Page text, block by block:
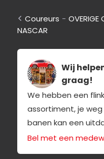
Coureurs - OVERIGE
NASCAR
Wij
graag!
We hebben een flink
assortiment, je weg
banen kan een
Bel met een